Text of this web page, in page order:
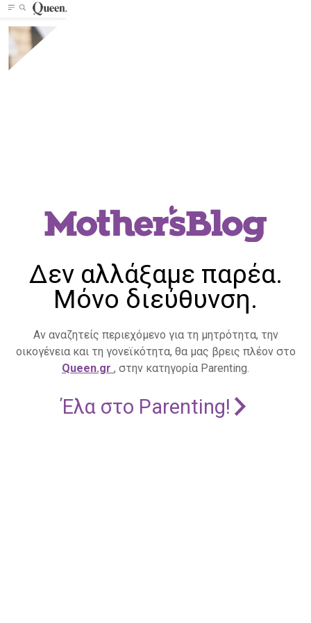
Δεν αλλάξαμε παρέα.
Μόνο διεύθυνση.
Αν αναζητείς περιεχόμενο για τη μητρότητα, την
οικογένεια και τη γονεϊκότητα, θα μας βρεις πλέον στο
Queen.gr , στην κατηγορία Parenting.
Έλα στο Parenting!